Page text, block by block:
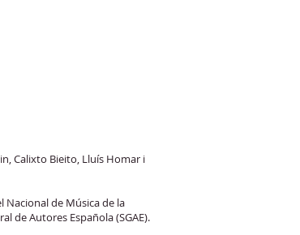
Calixto Bieito, Lluís Homar i
Nacional de Música de la
de Autores Española (SGAE).